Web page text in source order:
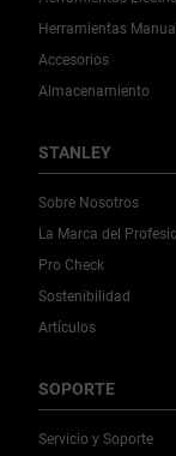
Herramientas
Accesorios
Almacenamiento
STANLEY
Sobre Nosotros
La Marca del
Pro Check
Sostenibilidad
Artículos
SOPORTE
Servicio y Soporte